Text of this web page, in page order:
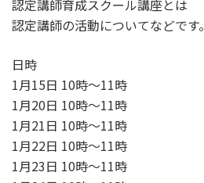
認定講師育成スクール講座とは
認定講師の活動についてなどです。
日時
1月15日 10時～11時
1月20日 10時～11時
1月21日 10時～11時
1月22日 10時～11時
1月23日 10時～11時